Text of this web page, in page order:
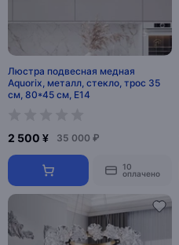
Люстра подвесная медная
Aquorix, металл, стекло, трос 35
см, 80*45 см, Е14
2 500 ¥ 35 000 ₽
10
оплачено